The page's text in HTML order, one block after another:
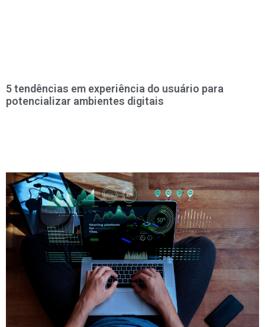
5 tendências em experiência do usuário para
potencializar ambientes digitais